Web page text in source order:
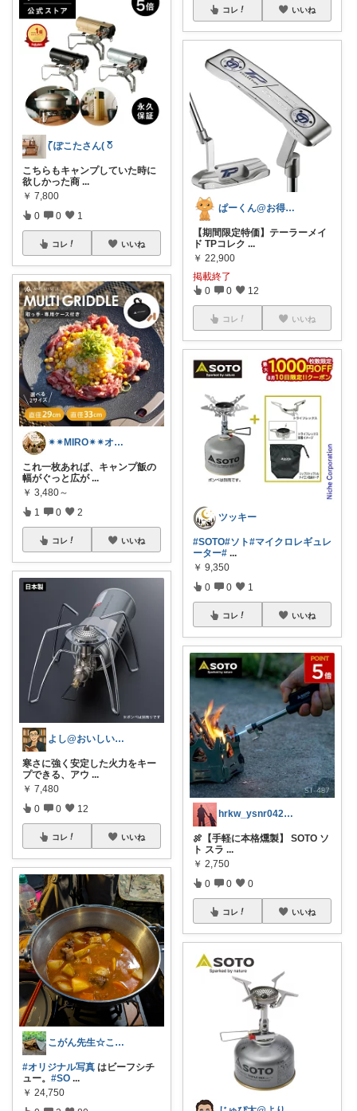
( ၴႅၴぽこたさん( ၴႅၴ
こちらもキャンプしていた時に
欲しかった商 ...
￥ 7,800
0 0 1
コレ いいね
✴︎✴︎MIRO✴︎✴︎オススメroom
これ一枚あれば、キャンプ飯の
幅がぐっと広が ...
￥ 3,480～
1 0 2
コレ いいね
よし@おいしいもの大好き
寒さに強く安定した火力をキー
プできる、アウ ...
￥ 7,480
0 0 12
コレ いいね
こがん先生☆こがん流キャンプ
#オリジナル写真 はビーフシチ
ュー。 #SO ...
￥ 24,750
コレ いいね
ぱーくん@お得商品🙂
【期間限定特価】テーラーメイ
ド TPコレク ...
￥ 22,900
掲載終了
0 0 12
コレ いいね
ツッキー
#SOTO#ソト#マイクロレギュレ
ーター# ...
￥ 9,350
0 0 1
コレ いいね
hrkw_ysnr0428★いつも感謝★
🍖【手軽に本格燻製】 SOTO ソ
ト スラ ...
￥ 2,750
0 0 0
コレ いいね